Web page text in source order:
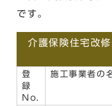
です。
介護保険住宅改
登
録
No.
施工事業者の